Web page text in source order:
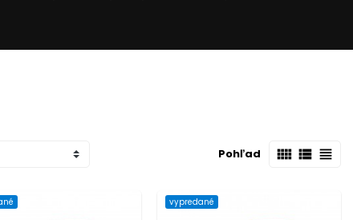
Pohľad view_comfy view_list view_headline
vypredané